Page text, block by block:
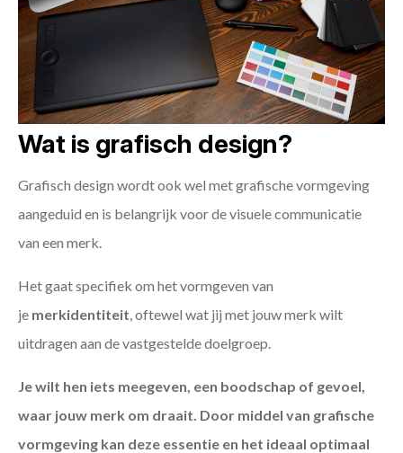
Wat is grafisch design?
Grafisch design wordt ook wel met grafische vormgeving
aangeduid en is belangrijk voor de visuele communicatie
van een merk.
Het gaat specifiek om het vormgeven van
je merkidentiteit , oftewel wat jij met jouw merk wilt
uitdragen aan de vastgestelde doelgroep.
Je wilt hen iets meegeven, een boodschap of gevoel,
waar jouw merk om draait. Door middel van grafische
vormgeving kan deze essentie en het ideaal optimaal